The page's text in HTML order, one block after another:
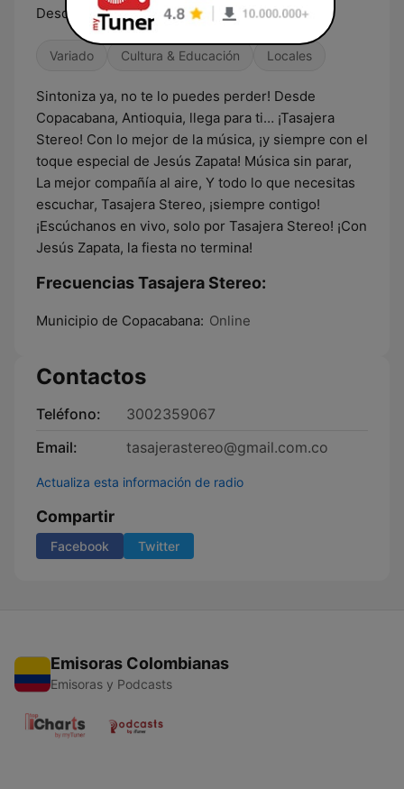
Desde Copacabana, Antioquia, llega para ti…
Variado Cultura & Educación Locales
Sintoniza ya, no te lo puedes perder! Desde
Copacabana, Antioquia, llega para ti… ¡Tasajera
Stereo! Con lo mejor de la música, ¡y siempre con el
toque especial de Jesús Zapata! Música sin parar,
La mejor compañía al aire, Y todo lo que necesitas
escuchar, Tasajera Stereo, ¡siempre contigo!
¡Escúchanos en vivo, solo por Tasajera Stereo! ¡Con
Jesús Zapata, la fiesta no termina!
Frecuencias Tasajera Stereo:
Municipio de Copacabana: Online
Contactos
Teléfono:
3002359067
Email:
tasajerastereo@gmail.com.co
Actualiza esta información de radio
Compartir
Facebook Twitter
Emisoras Colombianas
Emisoras y Podcasts